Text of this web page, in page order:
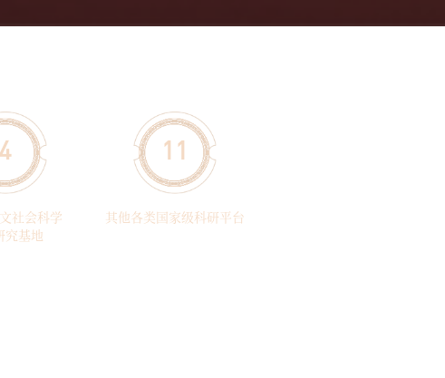
4
社会科学
究基地
11
其他各类国家级科研平台